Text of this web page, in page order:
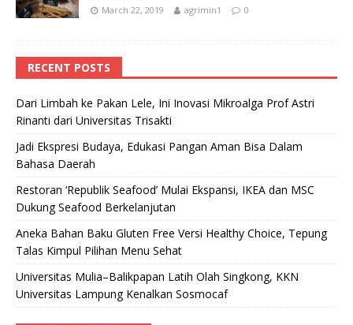
March 22, 2019 agrimin1 0
RECENT POSTS
Dari Limbah ke Pakan Lele, Ini Inovasi Mikroalga Prof Astri
Rinanti dari Universitas Trisakti
Jadi Ekspresi Budaya, Edukasi Pangan Aman Bisa Dalam
Bahasa Daerah
Restoran ‘Republik Seafood’ Mulai Ekspansi, IKEA dan MSC
Dukung Seafood Berkelanjutan
Aneka Bahan Baku Gluten Free Versi Healthy Choice, Tepung
Talas Kimpul Pilihan Menu Sehat
Universitas Mulia–Balikpapan Latih Olah Singkong, KKN
Universitas Lampung Kenalkan Sosmocaf